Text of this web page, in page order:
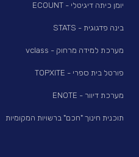
יומן כיתה דיגיטלי - ECOUNT
בינה פדגוגית - STATS
מערכת למידה מרחוק - vclass
פורטל בית ספרי - TOPXITE
מערכת דיוור - ENOTE
תוכנית חינוך "חכם" ברשויות המקומיות